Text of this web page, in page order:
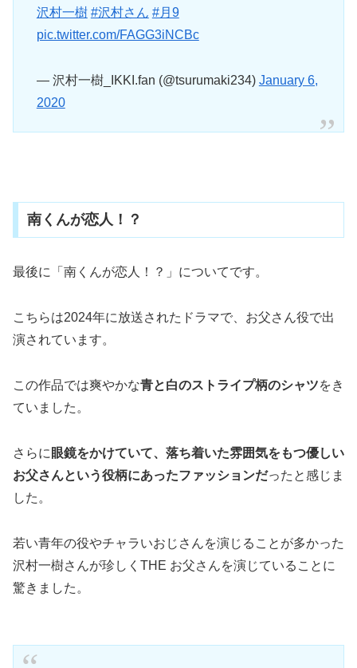
沢村一樹 #沢村さん #月9
pic.twitter.com/FAGG3iNCBc
— 沢村一樹_IKKI.fan (@tsurumaki234) January 6,
2020
南くんが恋人！？
最後に「南くんが恋人！？」についてです。
こちらは2024年に放送されたドラマで、お父さん役で出
演されています。
この作品では爽やかな青と白のストライプ柄のシャツをき
ていました。
さらに 眼鏡をかけていて、落ち着いた雰囲気をもつ優しい
お父さんという役柄にあったファッションだったと感じま
した。
若い青年の役やチャラいおじさんを演じることが多かった
沢村一樹さんが珍しくTHE お父さんを演じていることに
驚きました。